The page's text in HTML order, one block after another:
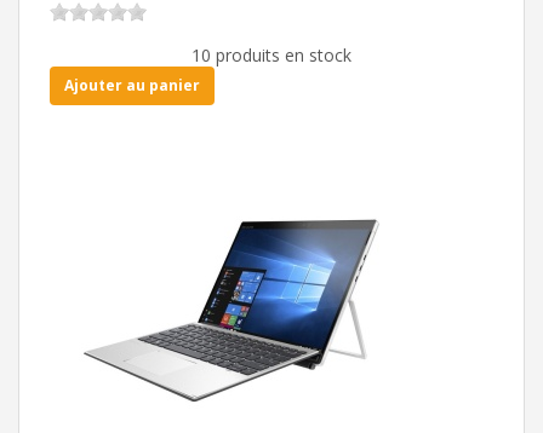
10 produits en stock
Ajouter au panier